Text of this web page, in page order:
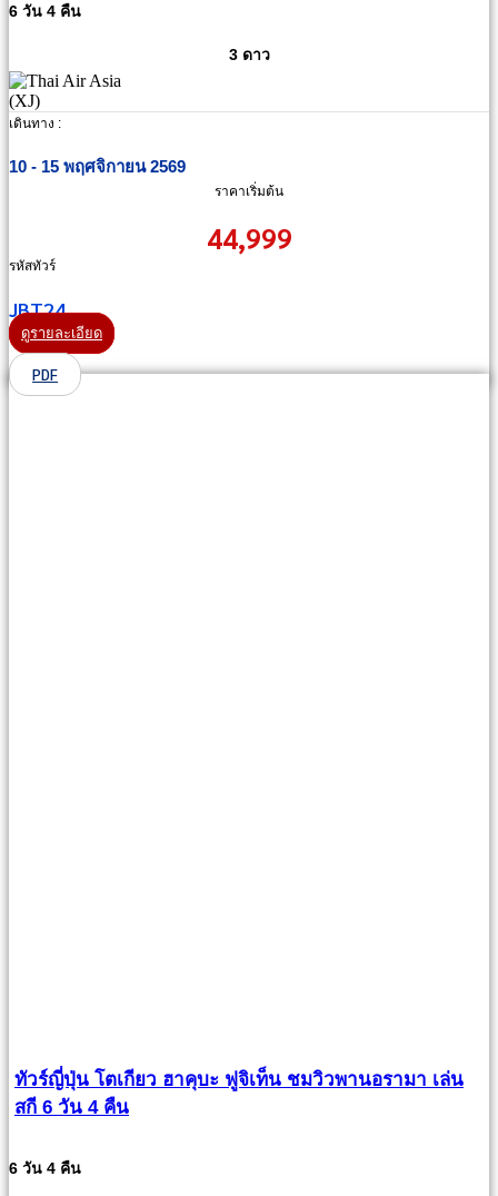
6 วัน 4 คืน
3 ดาว
เดินทาง :
10 - 15 พฤศจิกายน 2569
ราคาเริ่มต้น
44,999
รหัสทัวร์
JBT24
ดูรายละเอียด
PDF
ทัวร์ญี่ปุ่น โตเกียว ฮาคุบะ ฟูจิเท็น ชมวิวพานอรามา เล่น
สกี 6 วัน 4 คืน
6 วัน 4 คืน